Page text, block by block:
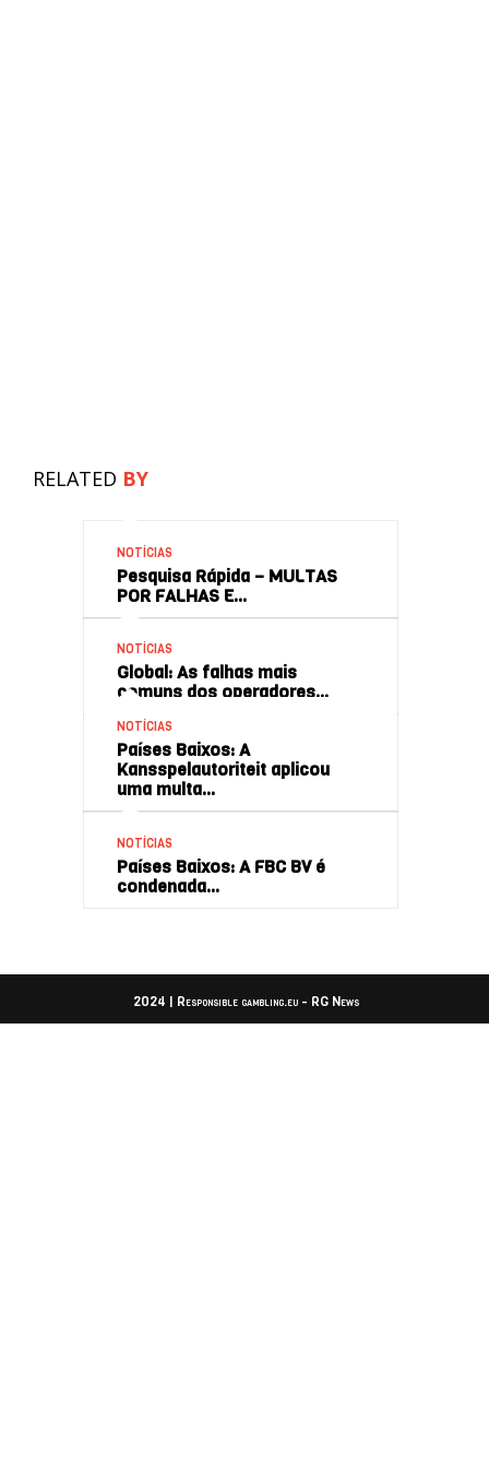
RELATED BY
NOTÍCIAS
Pesquisa Rápida – MULTAS
POR FALHAS E…
NOTÍCIAS
Global: As falhas mais
comuns dos operadores…
NOTÍCIAS
Países Baixos: A
Kansspelautoriteit aplicou
uma multa…
NOTÍCIAS
Países Baixos: A FBC BV é
condenada…
2024 | Responsible gambling.eu - RG News